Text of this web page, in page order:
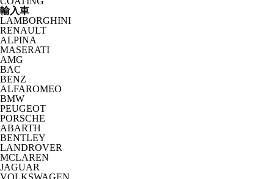
輸入車
LAMBORGHINI
RENAULT
ALPINA
MASERATI
AMG
BAC
BENZ
ALFAROMEO
BMW
PEUGEOT
PORSCHE
ABARTH
BENTLEY
LANDROVER
MCLAREN
JAGUAR
VOLKSWAGEN